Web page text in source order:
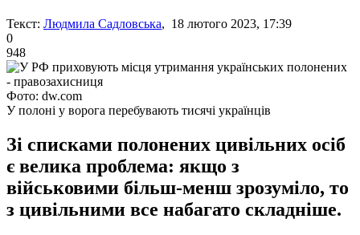
Текст: Людмила Садловська, 18 лютого 2023, 17:39
0
948
Фото: dw.com
У полоні у ворога перебувають тисячі українців
Зі списками полонених цивільних осіб
є велика проблема: якщо з
військовими більш-менш зрозуміло, то
з цивільними все набагато складніше.